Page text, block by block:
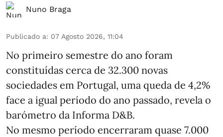
Nuno Braga
Publicado a: 07 Agosto 2026, 11:04
No primeiro semestre do ano foram
constituídas cerca de 32.300 novas
sociedades em Portugal, uma queda de 4,2%
face a igual período do ano passado, revela o
barómetro da Informa D&B.
No mesmo período encerraram quase 7.000